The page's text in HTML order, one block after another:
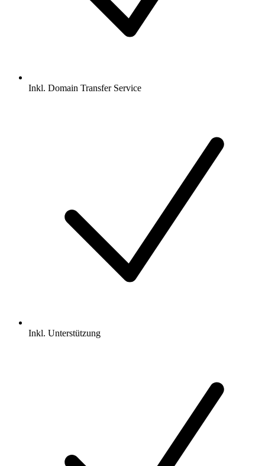
Inkl. Domain Transfer Service
Inkl. Unterstützung